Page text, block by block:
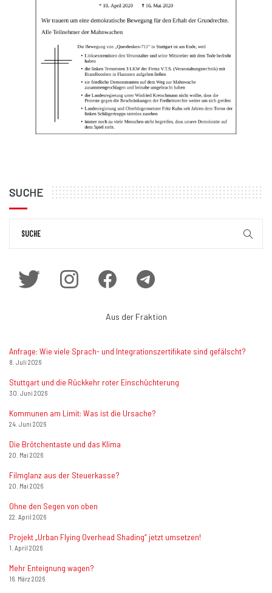
SUCHE
Aus der Fraktion
Anfrage: Wie viele Sprach- und Integrationszertifikate sind gefälscht?
8. Juli 2026
Stuttgart und die Rückkehr roter Einschüchterung
30. Juni 2026
Kommunen am Limit: Was ist die Ursache?
24. Juni 2026
Die Brötchentaste und das Klima
20. Mai 2026
Filmglanz aus der Steuerkasse?
20. Mai 2026
Ohne den Segen von oben
22. April 2026
Projekt „Urban Flying Overhead Shading“ jetzt umsetzen!
1. April 2026
Mehr Enteignung wagen?
16. März 2026